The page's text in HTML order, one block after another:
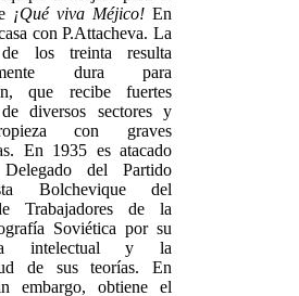
¡Qué viva Méjico! En
con P.Attacheva. La
de los treinta resulta
dura para
que recibe fuertes
diversos sectores y
con graves
En 1935 es atacado
del Partido
Bolchevique del
Trabajadores de la
Soviética por su
intelectual y la
de sus teorías. En
embargo, obtiene el